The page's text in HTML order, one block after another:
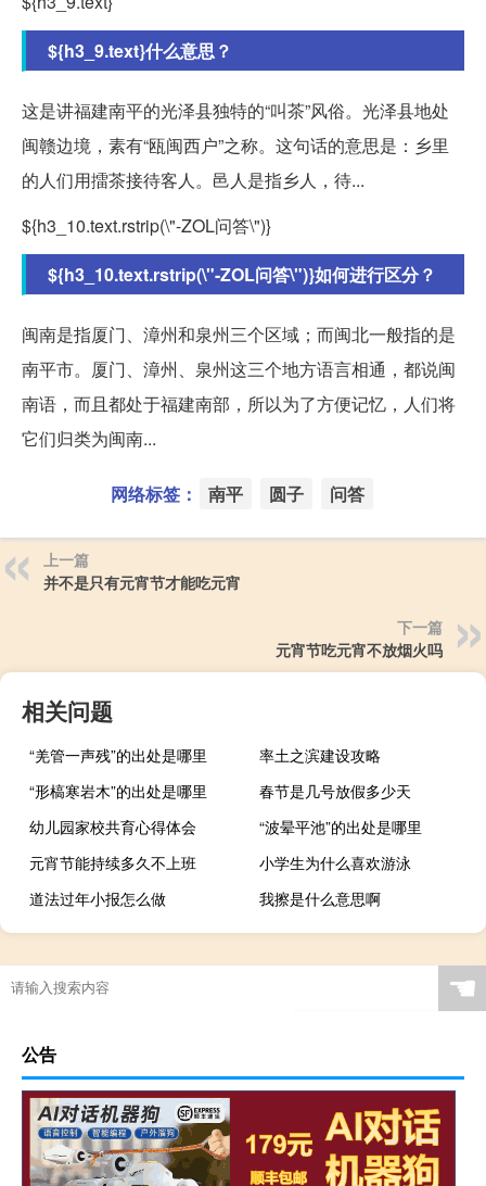
${h3_9.text}什么意思？
这是讲福建南平的光泽县独特的“叫茶”风俗。光泽县地处
闽赣边境，素有“瓯闽西户”之称。这句话的意思是：乡里
的人们用擂茶接待客人。邑人是指乡人，待...
${h3_10.text.rstrip(\"-ZOL问答\")}
${h3_10.text.rstrip(\"-ZOL问答\")}如何进行区分？
闽南是指厦门、漳州和泉州三个区域；而闽北一般指的是
南平市。厦门、漳州、泉州这三个地方语言相通，都说闽
南语，而且都处于福建南部，所以为了方便记忆，人们将
它们归类为闽南...
网络标签： 南平 圆子 问答
上一篇
并不是只有元宵节才能吃元宵
下一篇
元宵节吃元宵不放烟火吗
相关问题
“羌管一声残”的出处是哪里
率土之滨建设攻略
“形槁寒岩木”的出处是哪里
春节是几号放假多少天
幼儿园家校共育心得体会
“波晕平池”的出处是哪里
元宵节能持续多久不上班
小学生为什么喜欢游泳
道法过年小报怎么做
我擦是什么意思啊
☚
公告